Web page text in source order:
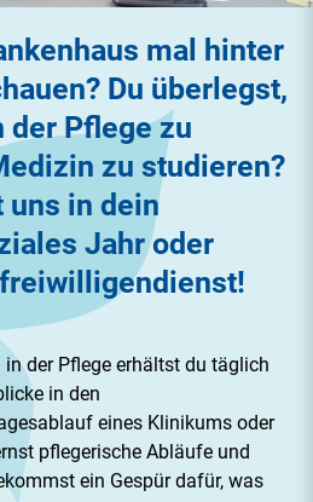
mal hinter
Du überlegst,
der Pflege zu
zu studieren?
uns in dein
Jahr oder
in der Pflege erhältst du täglich
in den
eines Klinikums oder
pflegerische Abläufe und
ein Gespür dafür, was